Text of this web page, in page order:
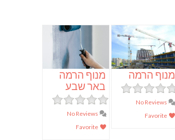
מנוף הרמה
מנוף הרמה
באר שבע